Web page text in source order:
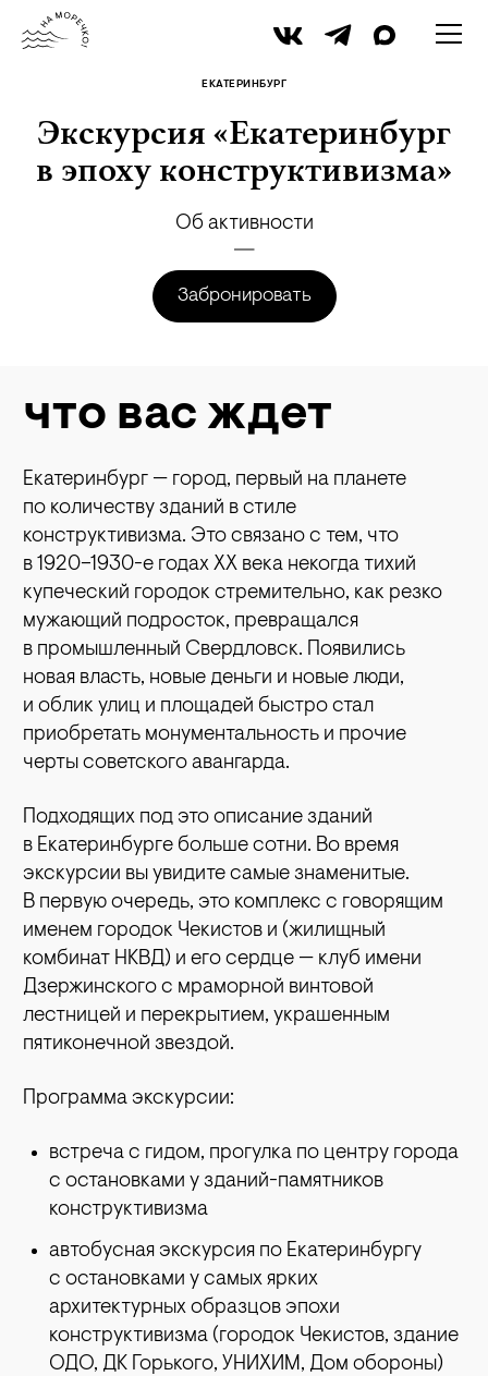
ЕКАТЕРИНБУРГ
Экскурсия «Екатеринбург
в эпоху конструктивизма»
Об активности
Забронировать
что вас ждет
Екатеринбург — город, первый на планете
по количеству зданий в стиле
конструктивизма. Это связано с тем, что
в 1920–1930-е годах XX века некогда тихий
купеческий городок стремительно, как резко
мужающий подросток, превращался
в промышленный Свердловск. Появились
новая власть, новые деньги и новые люди,
и облик улиц и площадей быстро стал
приобретать монументальность и прочие
черты советского авангарда.
Подходящих под это описание зданий
в Екатеринбурге больше сотни. Во время
экскурсии вы увидите самые знаменитые.
В первую очередь, это комплекс с говорящим
именем городок Чекистов и (жилищный
комбинат НКВД) и его сердце — клуб имени
Дзержинского с мраморной винтовой
лестницей и перекрытием, украшенным
пятиконечной звездой.
Программа экскурсии:
встреча с гидом, прогулка по центру города
с остановками у зданий-памятников
конструктивизма
автобусная экскурсия по Екатеринбургу
с остановками у самых ярких
архитектурных образцов эпохи
конструктивизма (городок Чекистов, здание
ОДО, ДК Горького, УНИХИМ, Дом обороны)